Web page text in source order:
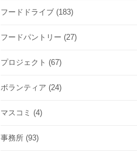
フードドライブ (183)
フードパントリー (27)
プロジェクト (67)
ボランティア (24)
マスコミ (4)
事務所 (93)